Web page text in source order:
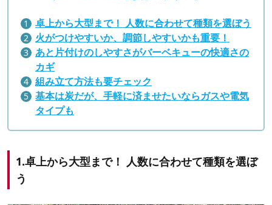
卓上から大型まで！ 人数に合わせて種類を選ぼう
火がつけやすいか、調節しやすいかも重要！
あと片付けのしやすさがバーベキューの快適さの
カギ
組み立て方法も要チェック
基本は炭だが、手軽に済ませたいならガスや電気
タイプも
1.卓上から大型まで！ 人数に合わせて種類を選ぼ
う